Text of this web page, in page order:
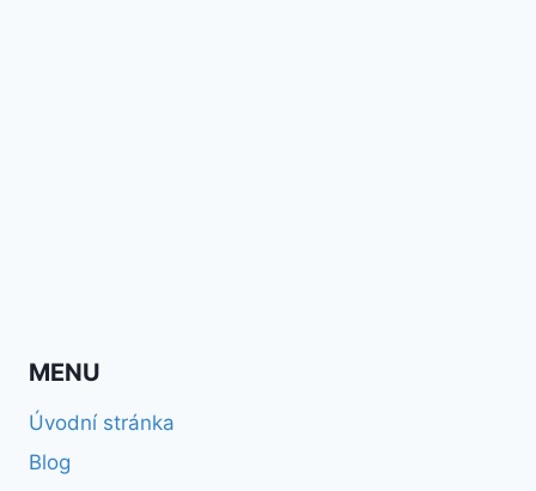
MENU
Úvodní stránka
Blog